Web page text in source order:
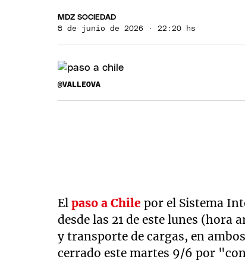
MDZ SOCIEDAD
8 de junio de 2026 · 22:20 hs
@VALLEOVA
Elpaso a Chile por el Sistema
desde las 21 de este lunes
y transporte de cargas, en
cerrado este martes 9/6 por